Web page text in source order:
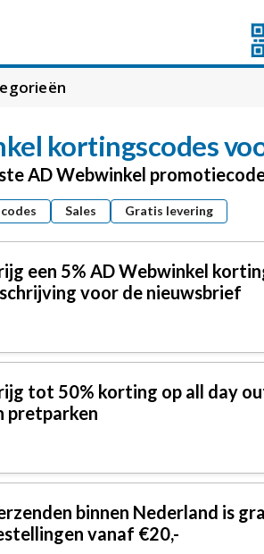
kortingscodes
AD Webwinkel
Sales Gratis levering
een 5% AD Webwinkel
voor de nieuwsbrief
tot 50% korting op all day
pretparken
binnen Nederland is
vanaf €20,-